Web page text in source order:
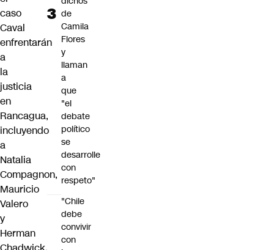
caso
Caval
enfrentarán
a
la
justicia
en
Rancagua,
incluyendo
a
Natalia
Compagnon,
Mauricio
Valero
y
Herman
de
Camila
Flores
y
llaman
a
que
"el
debate
político
se
desarrolle
con
respeto"
"Chile
debe
convivir
con